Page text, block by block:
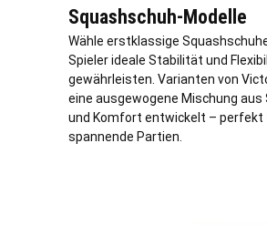
Squashschuh-Modelle
Wähle erstklassige
Spieler ideale Stabilität und
gewährleisten. Varianten von
eine ausgewogene Mischung
und Komfort entwickelt – perfekt
spannende Partien.